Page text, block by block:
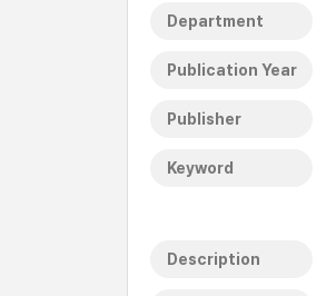
Department
Publication Year
Publisher
Keyword
Description